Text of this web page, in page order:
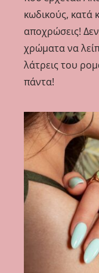
κωδικούς, κατά
αποχρώσεις!
χρώματα να
λάτρεις του
πάντα!